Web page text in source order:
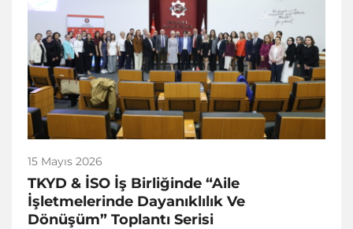
15 Mayıs 2026
TKYD & İSO İş Birliğinde “Aile
İşletmelerinde Dayanıklılık Ve
Dönüşüm” Toplantı Serisi